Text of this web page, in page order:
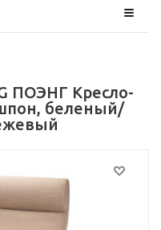
ПОЭНГ Кресло-
беленый/